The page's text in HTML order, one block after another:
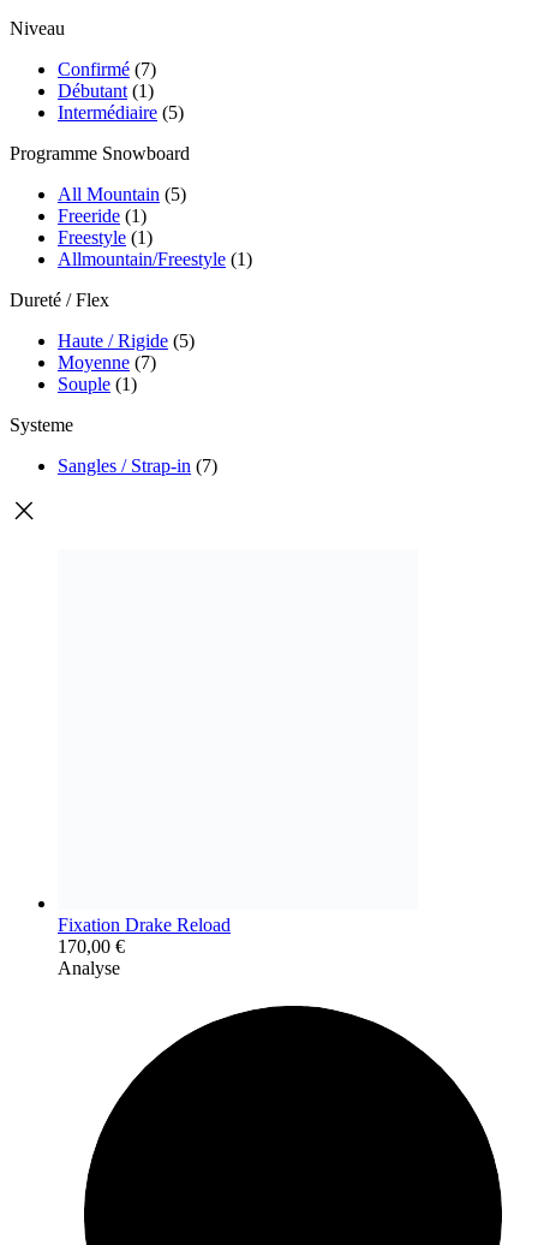
Niveau
Confirmé (7)
Débutant (1)
Intermédiaire (5)
Programme Snowboard
All Mountain (5)
Freeride (1)
Freestyle (1)
Allmountain/Freestyle (1)
Dureté / Flex
Haute / Rigide (5)
Moyenne (7)
Souple (1)
Systeme
Sangles / Strap-in (7)
Fixation Drake Reload
170,00 €
Analyse